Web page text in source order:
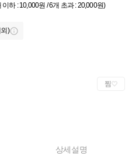
하 : 10,000원 / 6개 초과 : 20,000원)
)
찜
상세설명